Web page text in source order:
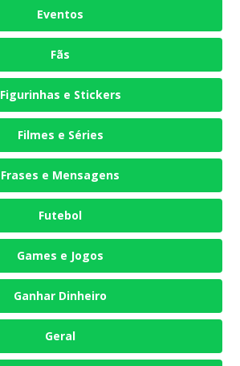
Eventos
Fãs
Figurinhas e Stickers
Filmes e Séries
Frases e Mensagens
Futebol
Games e Jogos
Ganhar Dinheiro
Geral